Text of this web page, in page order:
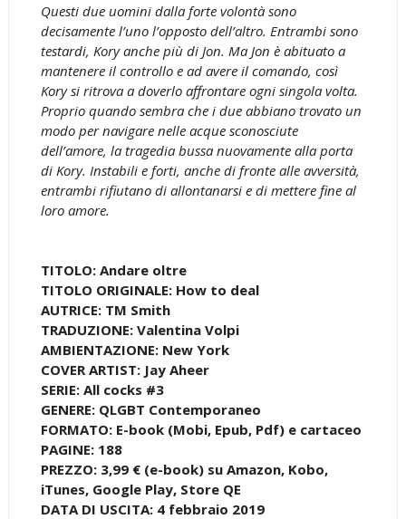
Questi due uomini dalla forte volontà sono
decisamente l’uno l’opposto dell’altro. Entrambi sono
testardi, Kory anche più di Jon. Ma Jon è abituato a
mantenere il controllo e ad avere il comando, così
Kory si ritrova a doverlo affrontare ogni singola volta.
Proprio quando sembra che i due abbiano trovato un
modo per navigare nelle acque sconosciute
dell’amore, la tragedia bussa nuovamente alla porta
di Kory. Instabili e forti, anche di fronte alle avversità,
entrambi rifiutano di allontanarsi e di mettere fine al
loro amore.
TITOLO: Andare oltre
TITOLO ORIGINALE: How to deal
AUTRICE: TM Smith
TRADUZIONE: Valentina Volpi
AMBIENTAZIONE: New York
COVER ARTIST: Jay Aheer
SERIE: All cocks #3
GENERE: QLGBT Contemporaneo
FORMATO: E-book (Mobi, Epub, Pdf) e cartaceo
PAGINE: 188
PREZZO: 3,99 € (e-book) su Amazon, Kobo,
iTunes, Google Play, Store QE
DATA DI USCITA: 4 febbraio 2019